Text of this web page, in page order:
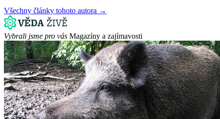
Všechny články tohoto autora →
Vybrali jsme pro vás Magazíny a zajímavosti